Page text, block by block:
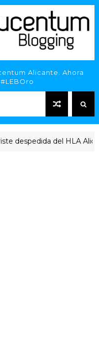
Alicante. Ahora
del HLA Alicante a